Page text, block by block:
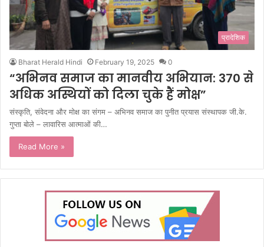
प्रादेशिक
Bharat Herald Hindi February 19, 2025 0
“अभिनव समाज का मानवीय अभियान: 370 से
अधिक अस्थियों को दिला चुके हैं मोक्ष”
संस्कृति, संवेदना और मोक्ष का संगम – अभिनव समाज का पुनीत प्रयास संस्थापक जी.के.
गुप्ता बोले – लावारिस आत्माओं की…
Read More »